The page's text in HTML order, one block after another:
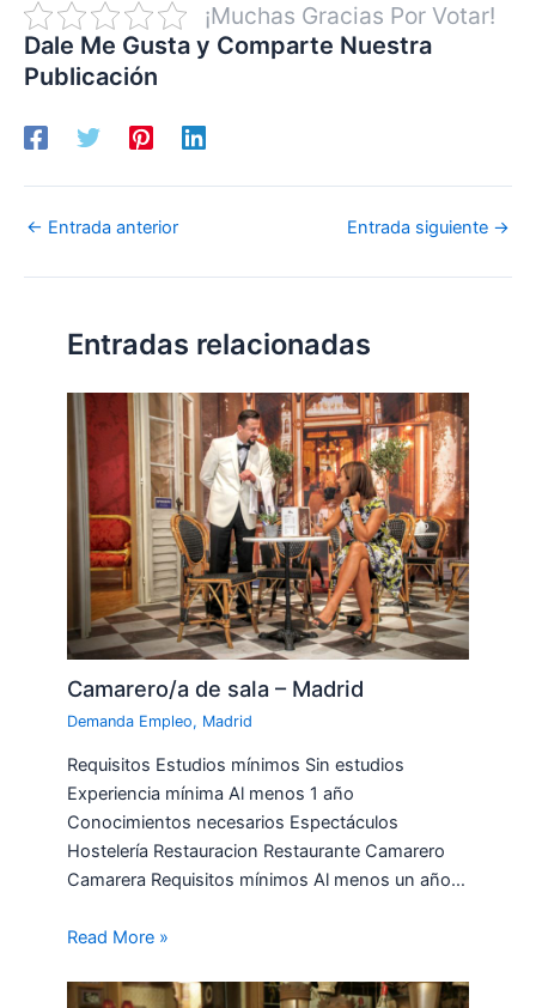
¡Muchas Gracias Por Votar!
Dale Me Gusta y Comparte Nuestra
Publicación
← Entrada anterior Entrada siguiente →
Entradas relacionadas
Camarero/a de sala – Madrid
Demanda Empleo, Madrid
Requisitos Estudios mínimos Sin estudios
Experiencia mínima Al menos 1 año
Conocimientos necesarios Espectáculos
Hostelería Restauracion Restaurante Camarero
Camarera Requisitos mínimos Al menos un año…
Read More »